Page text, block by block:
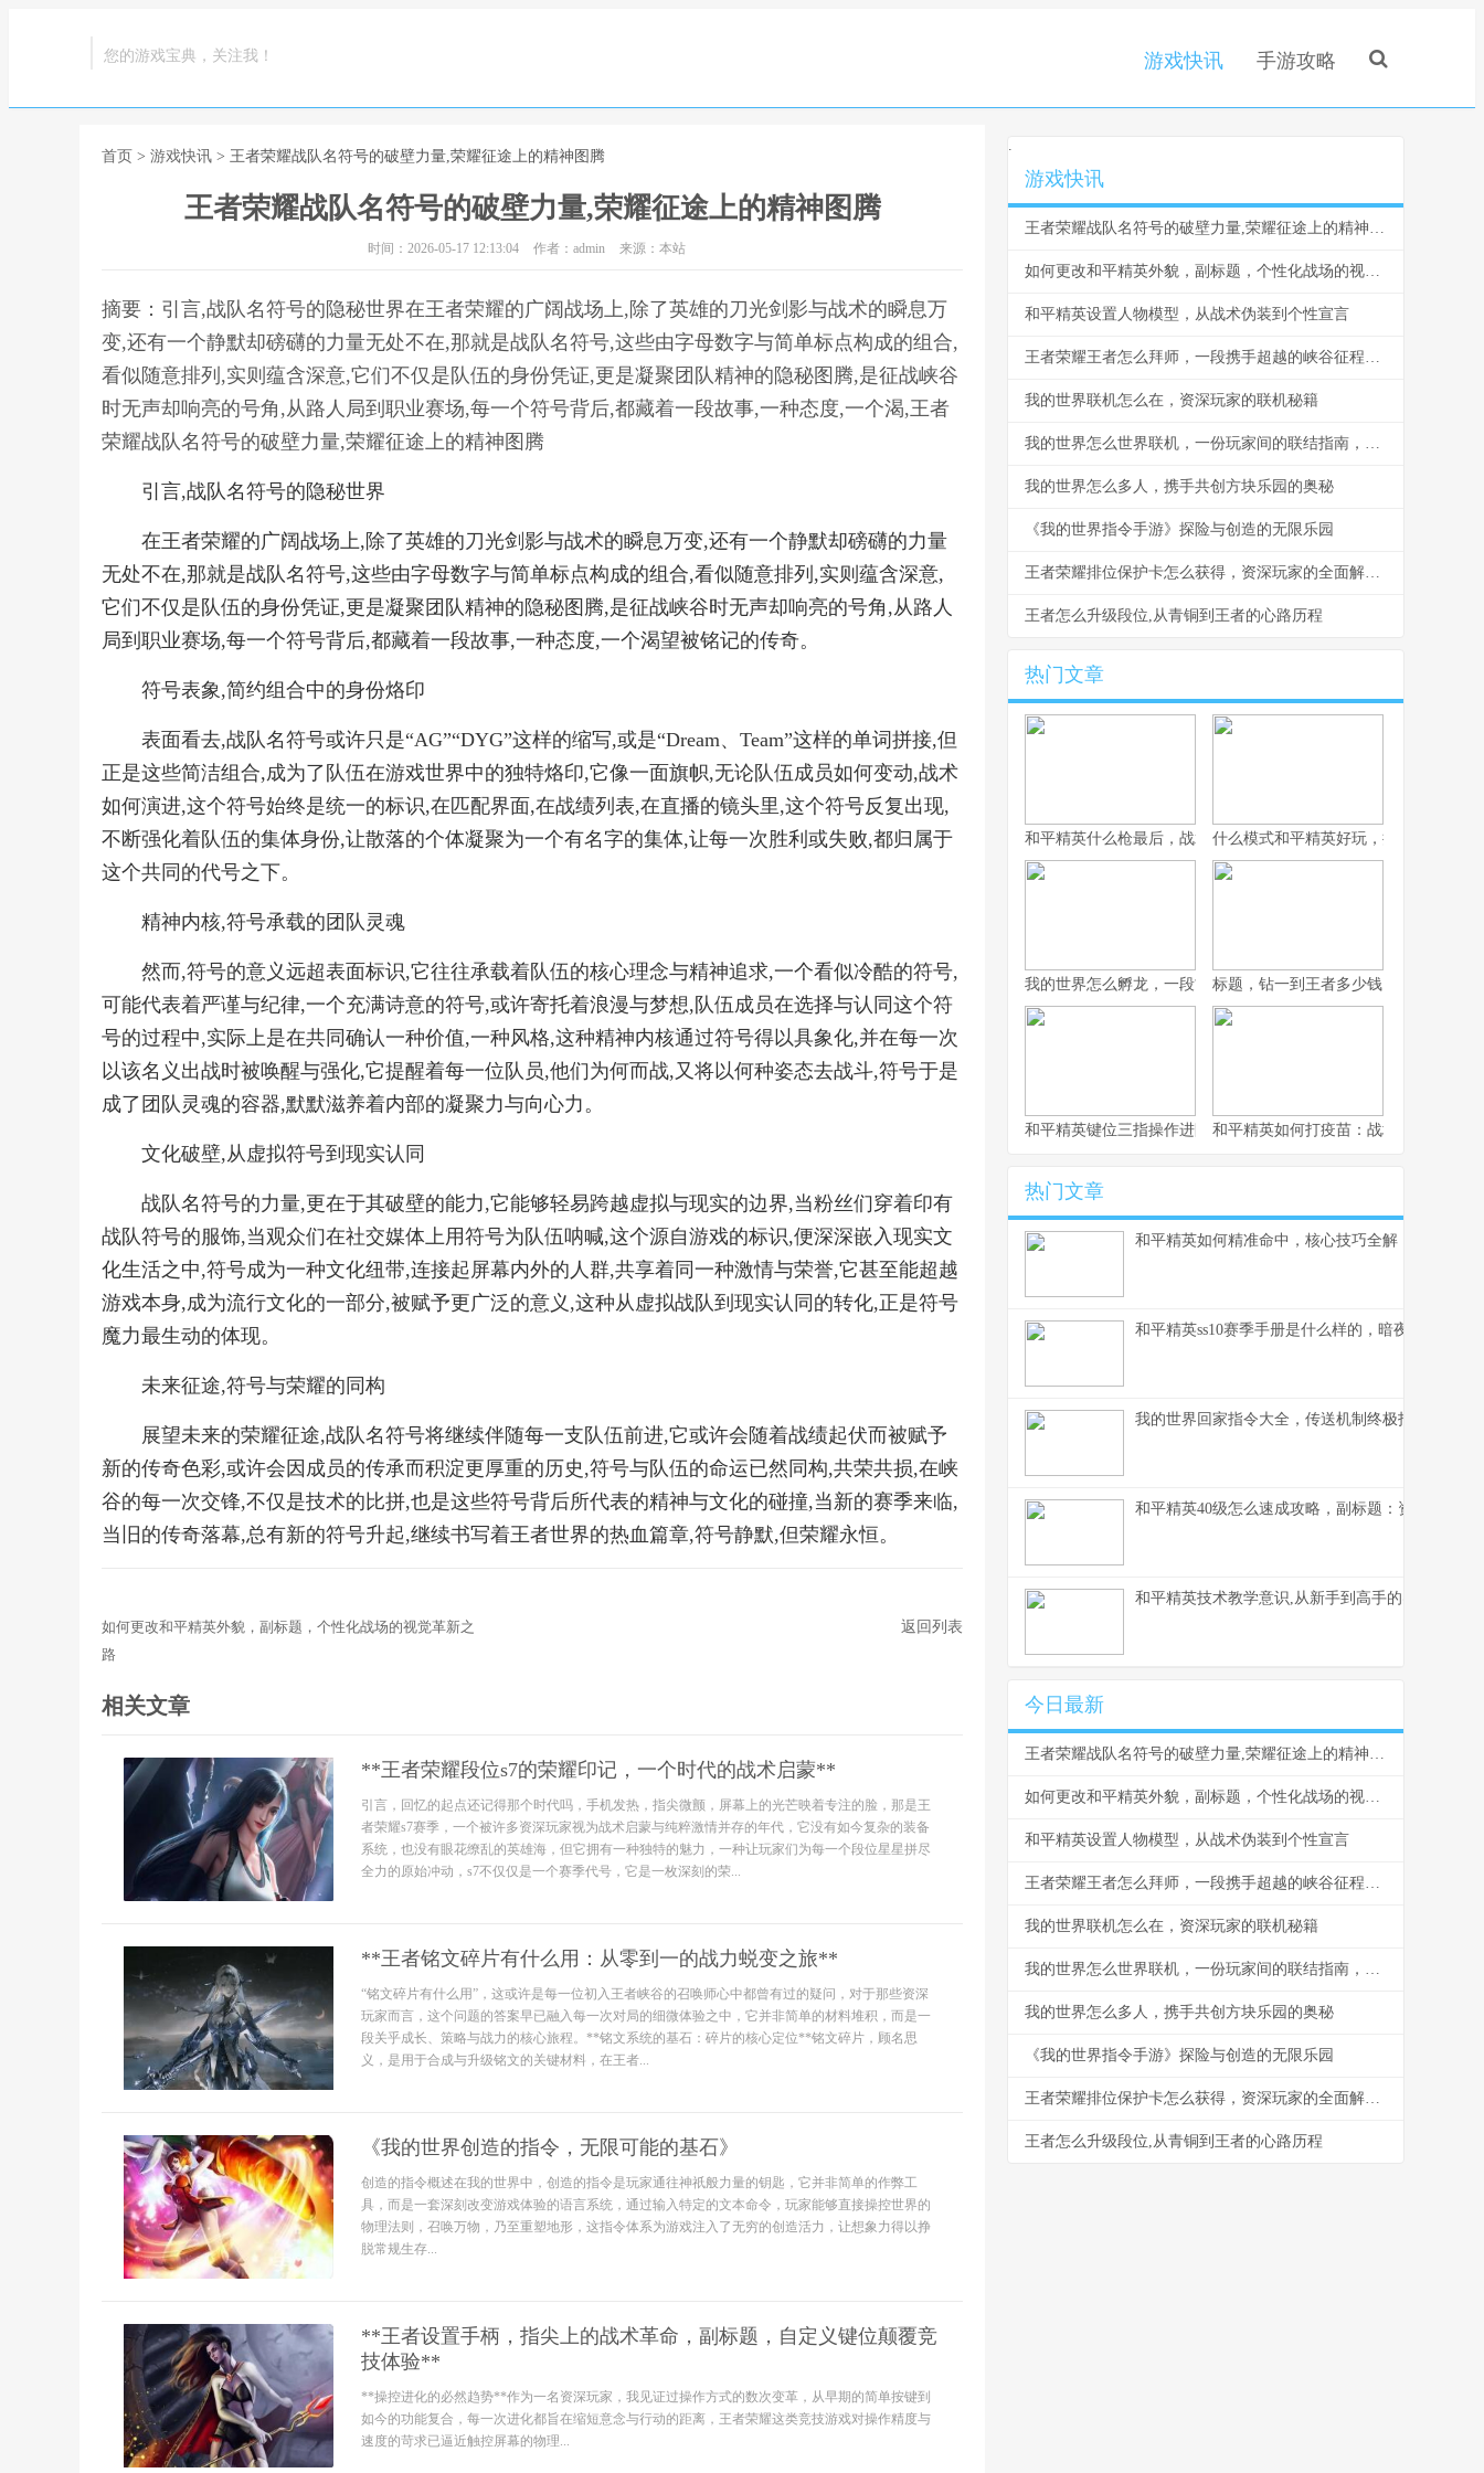
您的游戏宝典，关注我！ 游戏快讯 手游攻略
首页 > 游戏快讯 > 王者荣耀战队名符号的破壁力量,荣耀征途上的精神图腾
王者荣耀战队名符号的破壁力量,荣耀征途上的精神图腾
时间：2026-05-17 12:13:04 作者：admin 来源：本站
摘要：引言,战队名符号的隐秘世界在王者荣耀的广阔战场上,除了英雄的刀光剑影与战术的瞬息万
变,还有一个静默却磅礴的力量无处不在,那就是战队名符号,这些由字母数字与简单标点构成的组合,
看似随意排列,实则蕴含深意,它们不仅是队伍的身份凭证,更是凝聚团队精神的隐秘图腾,是征战峡谷
时无声却响亮的号角,从路人局到职业赛场,每一个符号背后,都藏着一段故事,一种态度,一个渴,王者
荣耀战队名符号的破壁力量,荣耀征途上的精神图腾
引言,战队名符号的隐秘世界
在王者荣耀的广阔战场上,除了英雄的刀光剑影与战术的瞬息万变,还有一个静默却磅礴的力量
无处不在,那就是战队名符号,这些由字母数字与简单标点构成的组合,看似随意排列,实则蕴含深意,
它们不仅是队伍的身份凭证,更是凝聚团队精神的隐秘图腾,是征战峡谷时无声却响亮的号角,从路人
局到职业赛场,每一个符号背后,都藏着一段故事,一种态度,一个渴望被铭记的传奇。
符号表象,简约组合中的身份烙印
表面看去,战队名符号或许只是“AG”“DYG”这样的缩写,或是“Dream、Team”这样的单词拼接,但
正是这些简洁组合,成为了队伍在游戏世界中的独特烙印,它像一面旗帜,无论队伍成员如何变动,战术
如何演进,这个符号始终是统一的标识,在匹配界面,在战绩列表,在直播的镜头里,这个符号反复出现,
不断强化着队伍的集体身份,让散落的个体凝聚为一个有名字的集体,让每一次胜利或失败,都归属于
这个共同的代号之下。
精神内核,符号承载的团队灵魂
然而,符号的意义远超表面标识,它往往承载着队伍的核心理念与精神追求,一个看似冷酷的符号,
可能代表着严谨与纪律,一个充满诗意的符号,或许寄托着浪漫与梦想,队伍成员在选择与认同这个符
号的过程中,实际上是在共同确认一种价值,一种风格,这种精神内核通过符号得以具象化,并在每一次
以该名义出战时被唤醒与强化,它提醒着每一位队员,他们为何而战,又将以何种姿态去战斗,符号于是
成了团队灵魂的容器,默默滋养着内部的凝聚力与向心力。
文化破壁,从虚拟符号到现实认同
战队名符号的力量,更在于其破壁的能力,它能够轻易跨越虚拟与现实的边界,当粉丝们穿着印有
战队符号的服饰,当观众们在社交媒体上用符号为队伍呐喊,这个源自游戏的标识,便深深嵌入现实文
化生活之中,符号成为一种文化纽带,连接起屏幕内外的人群,共享着同一种激情与荣誉,它甚至能超越
游戏本身,成为流行文化的一部分,被赋予更广泛的意义,这种从虚拟战队到现实认同的转化,正是符号
魔力最生动的体现。
未来征途,符号与荣耀的同构
展望未来的荣耀征途,战队名符号将继续伴随每一支队伍前进,它或许会随着战绩起伏而被赋予
新的传奇色彩,或许会因成员的传承而积淀更厚重的历史,符号与队伍的命运已然同构,共荣共损,在峡
谷的每一次交锋,不仅是技术的比拼,也是这些符号背后所代表的精神与文化的碰撞,当新的赛季来临,
当旧的传奇落幕,总有新的符号升起,继续书写着王者世界的热血篇章,符号静默,但荣耀永恒。
如何更改和平精英外貌，副标题，个性化战场的视觉革新之
路
返回列表
相关文章
**王者荣耀段位s7的荣耀印记，一个时代的战术启蒙**
引言，回忆的起点还记得那个时代吗，手机发热，指尖微颤，屏幕上的光芒映着专注的脸，那是王
者荣耀s7赛季，一个被许多资深玩家视为战术启蒙与纯粹激情并存的年代，它没有如今复杂的装备
系统，也没有眼花缭乱的英雄海，但它拥有一种独特的魅力，一种让玩家们为每一个段位星星拼尽
全力的原始冲动，s7不仅仅是一个赛季代号，它是一枚深刻的荣...
**王者铭文碎片有什么用：从零到一的战力蜕变之旅**
“铭文碎片有什么用”，这或许是每一位初入王者峡谷的召唤师心中都曾有过的疑问，对于那些资深
玩家而言，这个问题的答案早已融入每一次对局的细微体验之中，它并非简单的材料堆积，而是一
段关乎成长、策略与战力的核心旅程。**铭文系统的基石：碎片的核心定位**铭文碎片，顾名思
义，是用于合成与升级铭文的关键材料，在王者...
《我的世界创造的指令，无限可能的基石》
创造的指令概述在我的世界中，创造的指令是玩家通往神祇般力量的钥匙，它并非简单的作弊工
具，而是一套深刻改变游戏体验的语言系统，通过输入特定的文本命令，玩家能够直接操控世界的
物理法则，召唤万物，乃至重塑地形，这指令体系为游戏注入了无穷的创造活力，让想象力得以挣
脱常规生存...
**王者设置手柄，指尖上的战术革命，副标题，自定义键位颠覆竞
技体验**
**操控进化的必然趋势**作为一名资深玩家，我见证过操作方式的数次变革，从早期的简单按键到
如今的功能复合，每一次进化都旨在缩短意念与行动的距离，王者荣耀这类竞技游戏对操作精度与
速度的苛求已逼近触控屏幕的物理...
.
游戏快讯
王者荣耀战队名符号的破壁力量,荣耀征途上的精神图腾
如何更改和平精英外貌，副标题，个性化战场的视觉革新之路
和平精英设置人物模型，从战术伪装到个性宣言
王者荣耀王者怎么拜师，一段携手超越的峡谷征程，副标题为师徒系统深度指南与情感联结
我的世界联机怎么在，资深玩家的联机秘籍
我的世界怎么世界联机，一份玩家间的联结指南，副标题是携手方块宇宙的通行证。
我的世界怎么多人，携手共创方块乐园的奥秘
《我的世界指令手游》探险与创造的无限乐园
王者荣耀排位保护卡怎么获得，资深玩家的全面解析与心得
王者怎么升级段位,从青铜到王者的心路历程
热门文章
和平精英什么枪最后，战术博弈与心理博弈的终极考验
什么模式和平精英好玩，探寻战术竞技
我的世界怎么孵龙，一段古老传说的复苏之旅标题，钻一到王者多少钱，一场段位攀
和平精英键位三指操作进阶指南，从入门到精通的战场掌控术
和平精英如何打疫苗：战场生存的免疫
热门文章
和平精英如何精准命中，核心技巧全解，副标题，
和平精英ss10赛季手册是什么样的，暗夜锋芒的战
我的世界回家指令大全，传送机制终极指南
和平精英40级怎么速成攻略，副标题：资深玩家的
和平精英技术教学意识,从新手到高手的实战蜕变
今日最新
王者荣耀战队名符号的破壁力量,荣耀征途上的精神图腾
如何更改和平精英外貌，副标题，个性化战场的视觉革新之路
和平精英设置人物模型，从战术伪装到个性宣言
王者荣耀王者怎么拜师，一段携手超越的峡谷征程，副标题为师徒系统深度指南与情感联结
我的世界联机怎么在，资深玩家的联机秘籍
我的世界怎么世界联机，一份玩家间的联结指南，副标题是携手方块宇宙的通行证。
我的世界怎么多人，携手共创方块乐园的奥秘
《我的世界指令手游》探险与创造的无限乐园
王者荣耀排位保护卡怎么获得，资深玩家的全面解析与心得
王者怎么升级段位,从青铜到王者的心路历程